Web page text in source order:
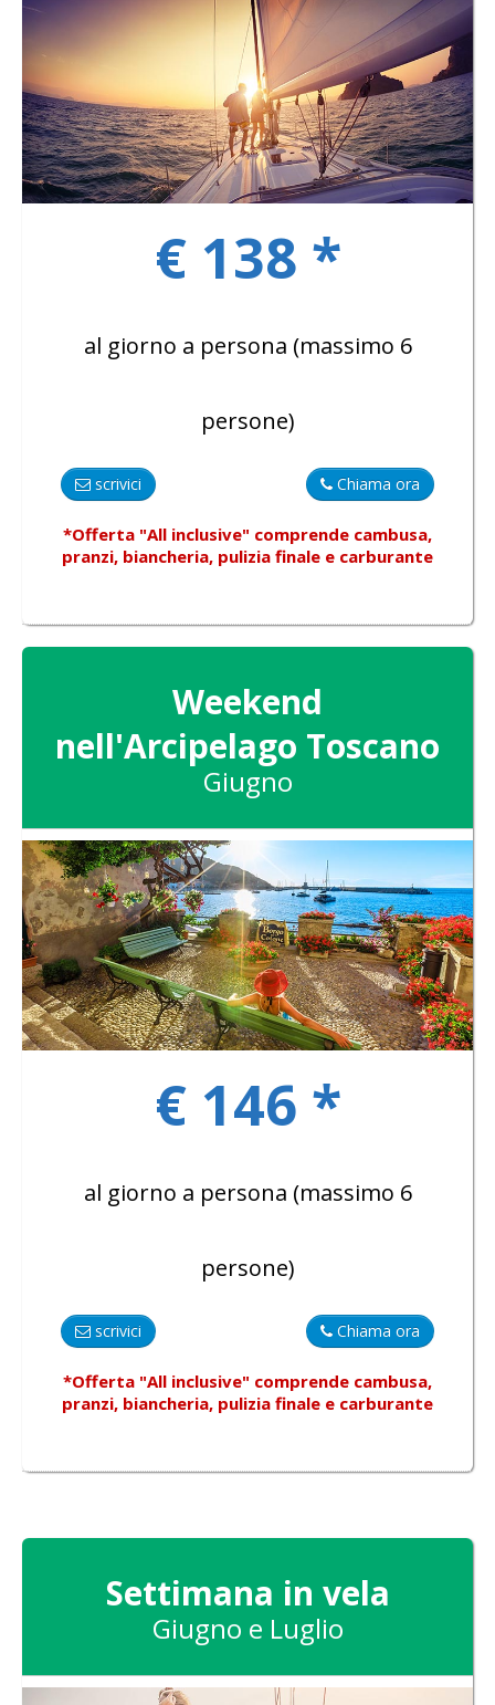
SKIPPER
GALLERY
€ 138 *
al giorno a persona (massimo 6
persone)
Chiama ora
scrivici
*Offerta "All inclusive" comprende cambusa,
pranzi, biancheria, pulizia finale e carburante
Weekend
nell'Arcipelago Toscano
Giugno
€ 146 *
al giorno a persona (massimo 6
persone)
Chiama ora
scrivici
*Offerta "All inclusive" comprende cambusa,
pranzi, biancheria, pulizia finale e carburante
Settimana in vela
Giugno e Luglio